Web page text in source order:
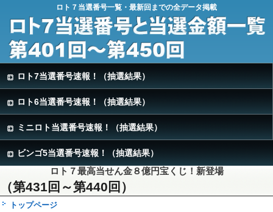
ロト７当選番号一覧・最新回までの全データ掲載
ロト7当選番号速報！（抽選結果）
ロト6当選番号速報！（抽選結果）
ミニロト当選番号速報！（抽選結果）
ビンゴ5当選番号速報！（抽選結果）
ロト７最高当せん金８億円宝くじ！新登場
（第431回～第440回）
トップページ